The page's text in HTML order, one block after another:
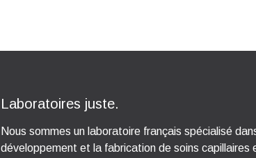
Laboratoires juste.
Nous sommes un laboratoire français spécialisé
développement et la fabrication de soins capillaires